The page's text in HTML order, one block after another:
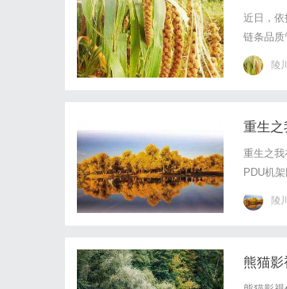
近日，
链条品
原风味
当地地
陵
重生之
重生之
PDU机
青睐，
陵
熊猫